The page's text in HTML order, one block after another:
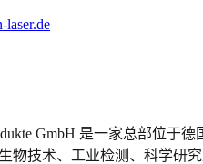
laser.de
GmbH 是一家总部位于
物技术、工业检测、科学